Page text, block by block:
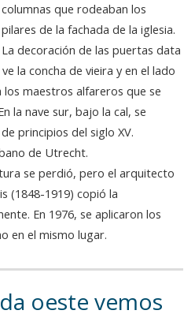
columnas que rodeaban los
pilares de la fachada de la iglesia.
La decoración de las puertas data
la concha de vieira y en el lado
los maestros alfareros que se
la nave sur, bajo la cal, se
principios del siglo XV.
de Utrecht.
se perdió, pero el arquitecto
(1848-1919) copió la
En 1976, se aplicaron los
en el mismo lugar.
oeste vemos